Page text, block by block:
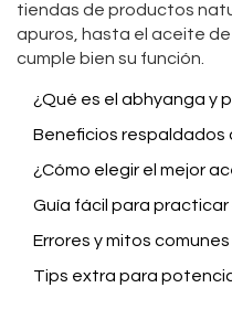
tiendas de productos
apuros, hasta el aceite
cumple bien su función.
¿Qué es el abhyanga y
Beneficios respaldados
¿Cómo elegir el mejor
Guía fácil para
Errores y mitos
Tips extra para